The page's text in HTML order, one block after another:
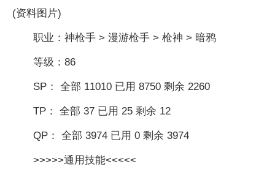
(资料图片)
职业：神枪手 > 漫游枪手 > 枪神 > 暗鸦
等级：86
SP： 全部 11010 已用 8750 剩余 2260
TP： 全部 37 已用 25 剩余 12
QP： 全部 3974 已用 0 剩余 3974
>>>>>通用技能<<<<<